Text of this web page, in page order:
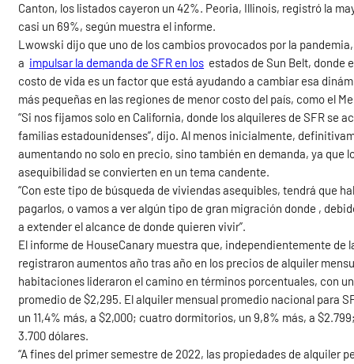
Canton, los listados cayeron un 42%. Peoria, Illinois, registró la
casi un 69%, según muestra el informe.
Lwowski dijo que uno de los cambios provocados por la
a impulsarla demanda de SFR en los estados de Sun Belt, donde
costo de vida es un factor que está ayudando a cambiar esa
más pequeñas en las regiones de menor costo del país, como el
“Si nos fijamos solo en California, donde los alquileres de SFR se
familias estadounidenses”, dijo. Al menos inicialmente,
aumentando no solo en precio, sino también en demanda, ya que
asequibilidad se convierten en un tema candente.
“Con este tipo de búsqueda de viviendas asequibles, tendrá que
pagarlos, o vamos a ver algún tipo de gran migración donde ,
a extender el alcance de donde quieren vivir”.
El informe de HouseCanary muestra que, independientemente
registraron aumentos año tras año en los precios de alquiler
habitaciones lideraron el camino en términos porcentuales, con
promedio de $2,295. El alquiler mensual promedio nacional para
un 11,4% más, a $2,000; cuatro dormitorios, un 9,8% más, a
3.700 dólares.
“A fines del primer semestre de 2022, las propiedades de alquiler